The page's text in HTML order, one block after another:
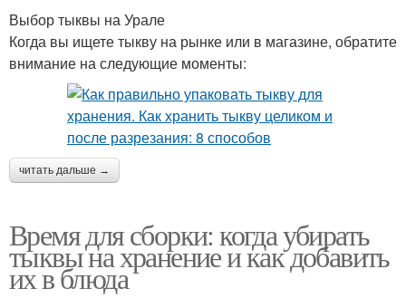
Выбор тыквы на Урале
Когда вы ищете тыкву на рынке или в магазине, обратите
внимание на следующие моменты:
читать дальше →
Время для сборки: когда убирать
тыквы на хранение и как добавить
их в блюда